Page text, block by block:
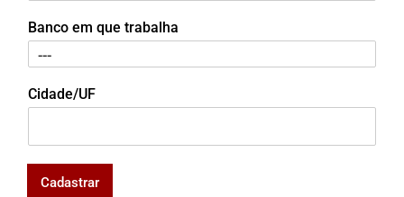
Banco em que trabalha
Cidade/UF
Cadastrar